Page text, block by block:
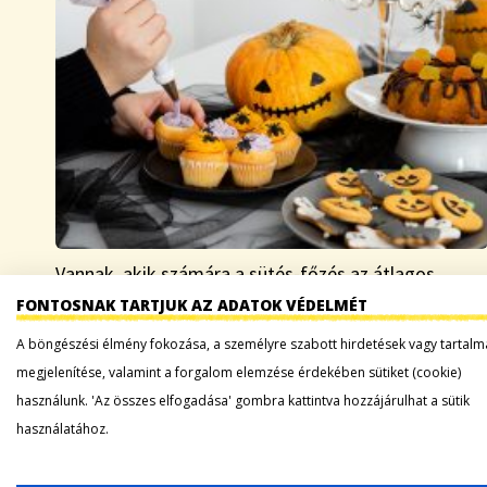
Vannak, akik számára a sütés-főzés az átlagos
mindennapok során is félelmetes, az ebéd házhoz
rendelést nekik találták ki. A többiek inkább csak
halloween közeledtével szeretnének borzongató
élményt varázsolni az ebédlőasztalra…
FONTOSNAK TARTJUK AZ ADATOK VÉDELMÉT
A böngészési élmény fokozása, a személyre szabott hirdetések vagy
megjelenítése, valamint a forgalom elemzése érdekében sütiket (cookie)
használunk. 'Az összes elfogadása' gombra kattintva hozzájárulhat a sütik
használatához.